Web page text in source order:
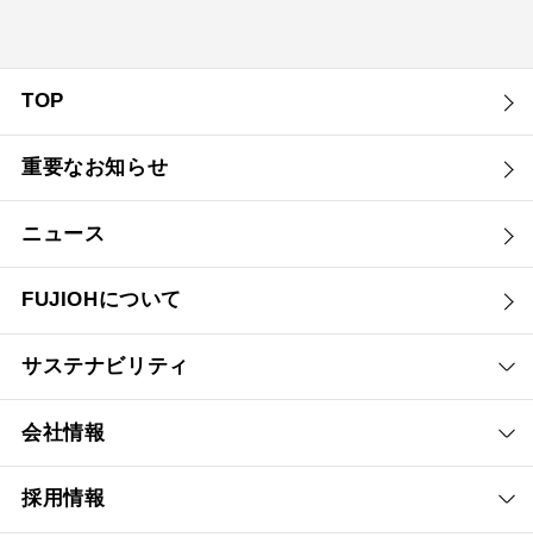
TOP
重要なお知らせ
ニュース
FUJIOHについて
サステナビリティ
会社情報
採用情報